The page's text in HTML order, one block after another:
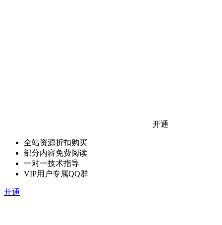
开通
全站资源折扣购买
部分内容免费阅读
一对一技术指导
VIP用户专属QQ群
开通